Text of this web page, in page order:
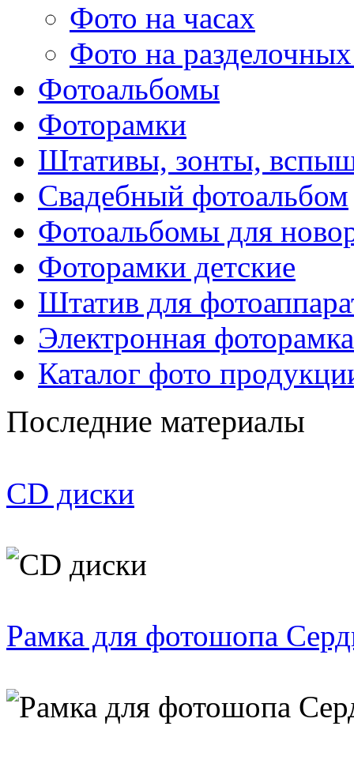
Фото на часах
Фото на
Фотоальбомы
Фоторамки
Штативы, зонты,
Свадебный фотоальбом
Фотоальбомы для
Фоторамки детские
Штатив для
Электронная фоторамка
Каталог фото
Последние материалы
CD диски
Рамка для фотошопа